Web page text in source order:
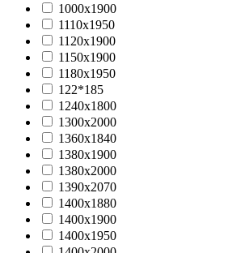
1000х1900
1110х1950
1120х1900
1150х1900
1180х1950
122*185
1240х1800
1300х2000
1360х1840
1380х1900
1380х2000
1390х2070
1400х1880
1400х1900
1400х1950